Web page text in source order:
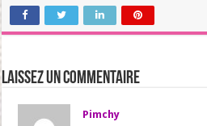
Laissez un commentaire
Pimchy